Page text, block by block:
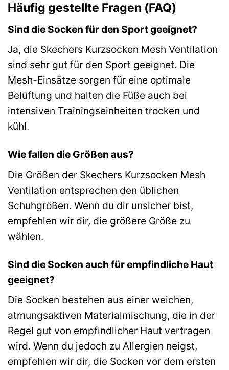
Häufig gestellte Fragen (FAQ)
Sind die Socken für den Sport geeignet?
Ja, die Skechers Kurzsocken Mesh Ventilation
sind sehr gut für den Sport geeignet. Die
Mesh-Einsätze sorgen für eine optimale
Belüftung und halten die Füße auch bei
intensiven Trainingseinheiten trocken und
kühl.
Wie fallen die Größen aus?
Die Größen der Skechers Kurzsocken Mesh
Ventilation entsprechen den üblichen
Schuhgrößen. Wenn du dir unsicher bist,
empfehlen wir dir, die größere Größe zu
wählen.
Sind die Socken auch für empfindliche Haut
geeignet?
Die Socken bestehen aus einer weichen,
atmungsaktiven Materialmischung, die in der
Regel gut von empfindlicher Haut vertragen
wird. Wenn du jedoch zu Allergien neigst,
empfehlen wir dir, die Socken vor dem ersten